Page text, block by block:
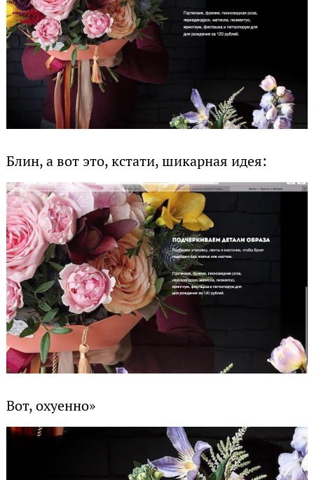
Блин, а вот это, кстати, шикарная идея:
Вот, охуенно»